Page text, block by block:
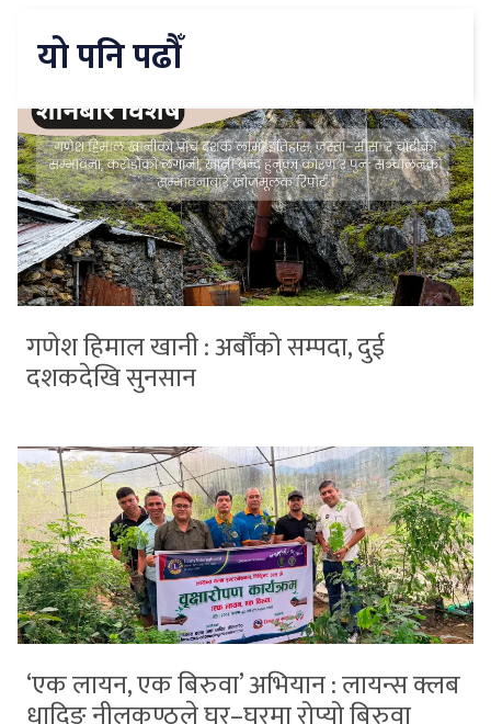
यो पनि पढौँ
गणेश हिमाल खानी : अर्बौंको सम्पदा, दुई
दशकदेखि सुनसान
‘एक लायन, एक बिरुवा’ अभियान : लायन्स क्लब